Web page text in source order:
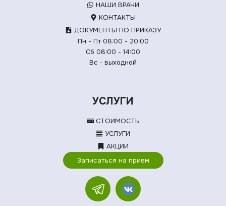
НАШИ ВРАЧИ
КОНТАКТЫ
ДОКУМЕНТЫ ПО ПРИКАЗУ
Пн - Пт 08:00 - 20:00
Сб 08:00 - 14:00
Вс - выходной
УСЛУГИ
СТОИМОСТЬ
УСЛУГИ
АКЦИИ
Записаться на прием